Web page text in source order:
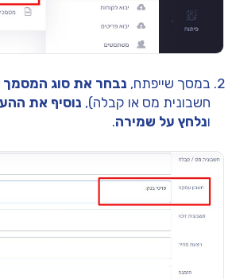
במסך שייפתח, נבחר את סוג המסמך
חשבונית מס או קבלה), נוסיף את
ונלחץ על שמירה.